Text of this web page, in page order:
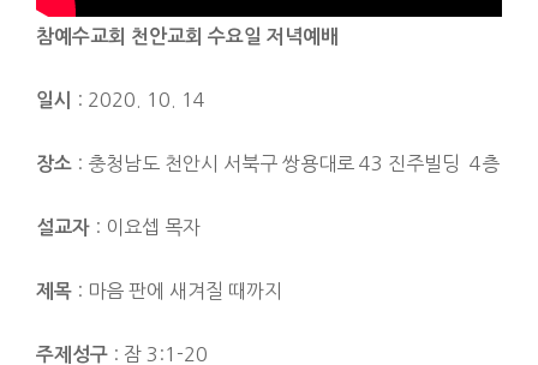
참예수교회 천안교회 수요일 저녁예배
일시 : 2020. 10. 14
장소 : 충청남도 천안시 서북구 쌍용대로 43 진주빌딩 4층
설교자 : 이요셉 목자
제목 : 마음 판에 새겨질 때까지
주제성구 : 잠 3:1-20